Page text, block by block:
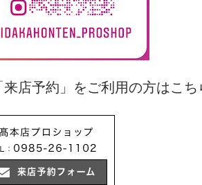
店予約」をご利用の方はこち